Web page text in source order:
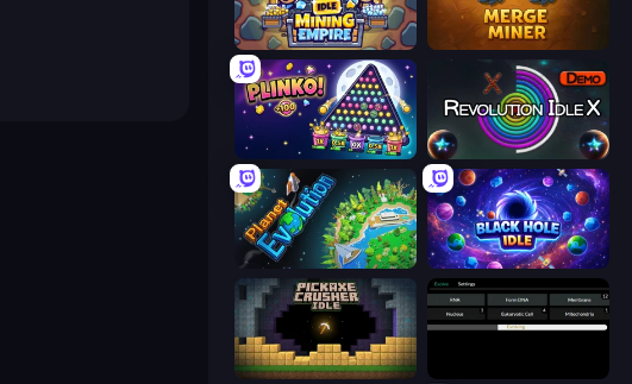
Idle Mining Empire Merge Miner
PLINKO! Revolution Idle X
Planet Evolution: Idle Clicker Black Hole Idle
Pickaxe Crusher Idle